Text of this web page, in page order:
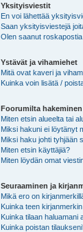
Yksityisviestit
En voi lähettää
Saan yksityisviestejä
Olen saanut
Ystävät ja vihamiehet
Mitä ovat kaveri ja
Kuinka voin lisätä /
Foorumilta hakeminen
Miten etsin alueelta tai
Miksi hakuni ei löytänyt
Miksi haku johti tyhjään
Miten etsin käyttäjiä?
Miten löydän omat
Seuraaminen ja
Mikä ero on
Kuinka teen
Kuinka tilaan haluamani
Kuinka poistan